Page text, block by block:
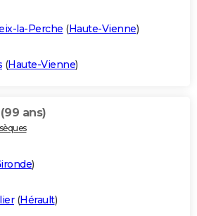
la-Perche (Haute-Vienne)
(Haute-Vienne)
(99 ans)
)
(Hérault)